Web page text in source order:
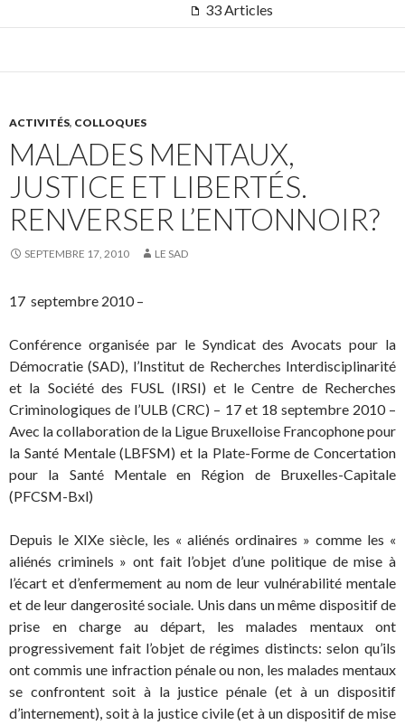
33 Articles
ACTIVITÉS, COLLOQUES
MALADES MENTAUX,
JUSTICE ET LIBERTÉS.
RENVERSER L’ENTONNOIR?
SEPTEMBRE 17, 2010 LE SAD
17 septembre 2010 –
Conférence organisée par le Syndicat des Avocats pour la
Démocratie (SAD), l’Institut de Recherches Interdisciplinarité
et la Société des FUSL (IRSI) et le Centre de Recherches
Criminologiques de l’ULB (CRC) – 17 et 18 septembre 2010 –
Avec la collaboration de la Ligue Bruxelloise Francophone pour
la Santé Mentale (LBFSM) et la Plate-Forme de Concertation
pour la Santé Mentale en Région de Bruxelles-Capitale
(PFCSM-Bxl)
Depuis le XIXe siècle, les « aliénés ordinaires » comme les «
aliénés criminels » ont fait l’objet d’une politique de mise à
l’écart et d’enfermement au nom de leur vulnérabilité mentale
et de leur dangerosité sociale. Unis dans un même dispositif de
prise en charge au départ, les malades mentaux ont
progressivement fait l’objet de régimes distincts: selon qu’ils
ont commis une infraction pénale ou non, les malades mentaux
se confrontent soit à la justice pénale (et à un dispositif
d’internement), soit à la justice civile (et à un dispositif de mise